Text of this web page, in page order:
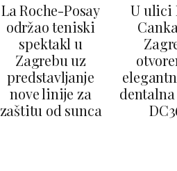
La Roche-Posay
održao teniski
spektakl u
Zagrebu uz
predstavljanje
nove linije za
zaštitu od sunca
U ulici